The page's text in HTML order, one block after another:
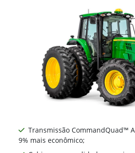
Transmissão CommandQuad™
9% mais econômico;